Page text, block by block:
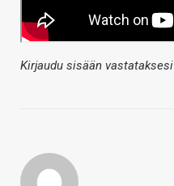
Kirjaudu sisään vastataksesi